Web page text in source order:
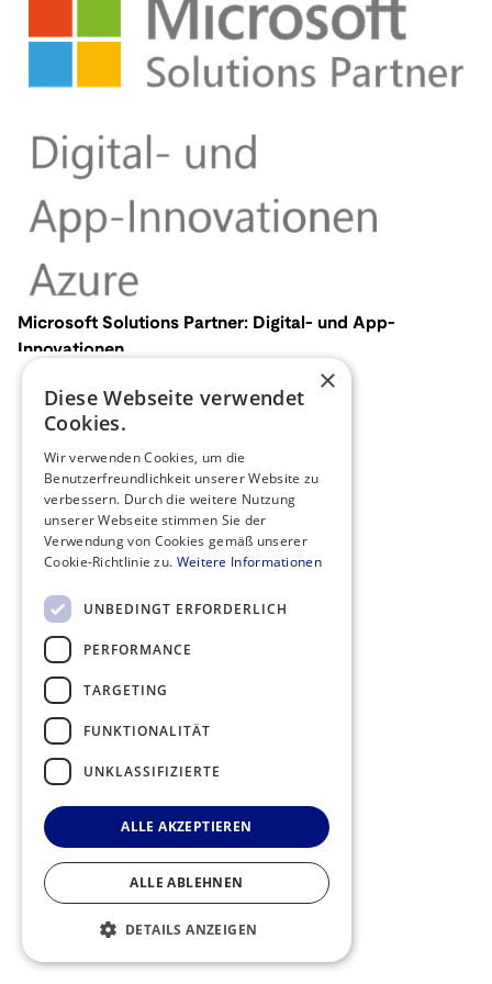
Microsoft Solutions Partner: Digital- und App-
Innovationen
×
Diese Webseite verwendet
Cookies.
Wir verwenden Cookies, um die
Benutzerfreundlichkeit unserer Website zu
verbessern. Durch die weitere Nutzung
unserer Webseite stimmen Sie der
Verwendung von Cookies gemäß unserer
Cookie-Richtlinie zu. Weitere Informationen
UNBEDINGT ERFORDERLICH
PERFORMANCE
TARGETING
FUNKTIONALITÄT
UNKLASSIFIZIERTE
ALLE AKZEPTIEREN
ALLE ABLEHNEN
DETAILS ANZEIGEN